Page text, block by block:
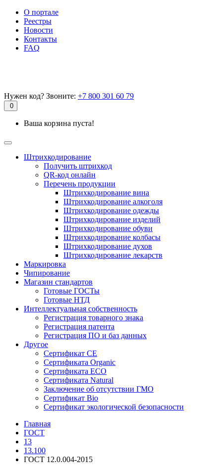
О портале
Реестры
Новости
Контакты
FAQ
Нужен код? Звоните: +7 800 301 60 79
0
Ваша корзина пуста!
Штрихкодирование
Получить штрихкод
QR-код онлайн
Перечень продукции
Штрихкодирование вина
Штрихкодирование алкоголя
Штрихкодирование одежды
Штрихкодирование изделий
Штрихкодирование обуви
Штрихкодирование колбасы
Штрихкодирование духов
Штрихкодирование лекарств
Маркировка
Чипирование
Магазин стандартов
Готовые ГОСТы
Готовые НТД
Интеллектуальная собственность
Регистрация товарного знака
Регистрация патента
Регистрация ПО и баз данных
Другое
Сертификат СЕ
Сертификата Organic
Сертификата ECO
Сертификата Natural
Заключение об отсутствии ГМО
Сертификат Bio
Сертификат экологической безопасности
Главная
ГОСТ
13
13.100
ГОСТ 12.0.004-2015